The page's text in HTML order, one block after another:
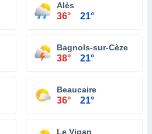
Alès
36° 21°
Bagnols-sur-Cèze
38° 21°
Beaucaire
36° 21°
Le Vigan